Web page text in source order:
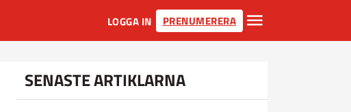
LOGGA IN PRENUMERERA
SENASTE ARTIKLARNA